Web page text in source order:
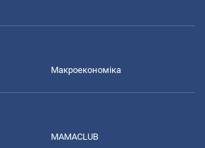
Макроекономіка
MAMACLUB